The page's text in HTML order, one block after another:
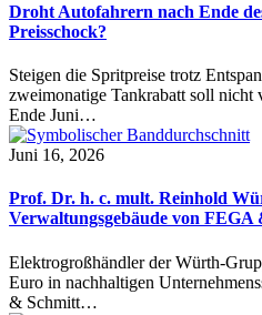
Droht Autofahrern nach Ende
Preisschock?
Steigen die Spritpreise trotz
zweimonatige Tankrabatt soll nicht
Ende Juni…
Juni 16, 2026
Prof. Dr. h. c. mult. Reinhold
Verwaltungsgebäude von FEGA
Elektrogroßhändler der Würth-
Euro in nachhaltigen
& Schmitt…